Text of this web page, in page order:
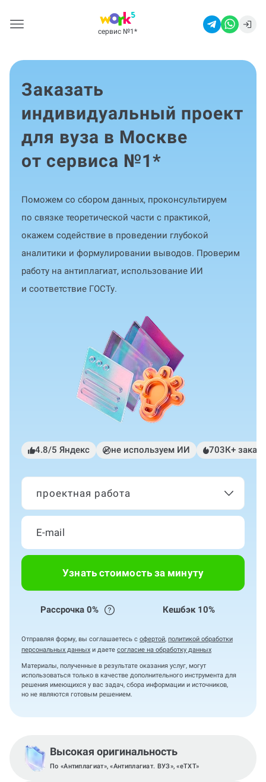
сервис №1 *
Заказать
индивидуальный проект
для вуза в Москве
от сервиса №1*
Поможем со сбором данных, проконсультируем
по связке теоретической части с практикой,
окажем содействие в проведении глубокой
аналитики и формулировании выводов. Проверим
работу на антиплагиат, использование ИИ
и соответствие ГОСТу.
4.8/5 Яндекс не используем ИИ 703К+
проектная работа
Узнать стоимость за минуту
Рассрочка 0% Кешбэк 10%
Отправляя форму, вы соглашаетесь с офертой, политикой обработки
персональных данных и даете согласие на обработку данных
Материалы, полученные в результате оказания услуг, могут
использоваться только в качестве дополнительного инструмента для
решения имеющихся у вас задач, сбора информации и источников,
но не являются готовым решением.
Высокая оригинальность
По «Антиплагиат», «Антиплагиат. ВУЗ», «eTXT»